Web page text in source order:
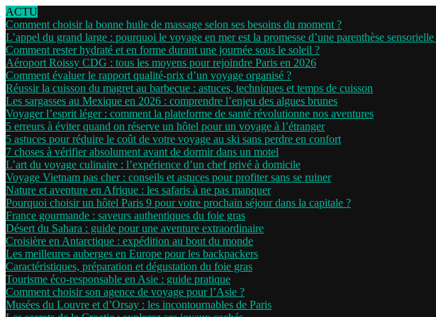
ACTU
Comment choisir la bonne huile de massage selon ses besoins du moment ?
L’appel du grand large : pourquoi le voyage en mer est la promesse d’une parenthèse
Comment rester hydraté et en forme durant une journée sous le soleil ?
Aéroport Roissy CDG : tous les moyens pour rejoindre Paris en 2026
Comment évaluer le rapport qualité-prix d’un voyage organisé ?
Réussir la cuisson du magret au barbecue : astuces, techniques et temps de cuisson
Les sargasses au Mexique en 2026 : comprendre l’enjeu des algues brunes
Voyager l’esprit léger : comment la plateforme de santé révolutionne nos aventures
5 erreurs à éviter quand on réserve un hôtel pour un voyage à l’étranger
5 astuces pour réduire le coût de votre voyage au ski sans perdre en confort
7 choses à vérifier absolument avant de dormir dans un motel
L’art du voyage culinaire : l’expérience d’un chef privé à domicile
Voyage Vietnam pas cher : conseils et astuces pour profiter sans se ruiner
Nature et aventure en Afrique : les safaris à ne pas manquer
Pourquoi choisir un hôtel Paris 9 pour votre prochain séjour dans la capitale ?
France gourmande : saveurs authentiques du foie gras
Désert du Sahara : guide pour une aventure extraordinaire
Croisière en Antarctique : expédition au bout du monde
Les meilleures auberges en Europe pour les backpackers
Caractéristiques, préparation et dégustation du foie gras
Tourisme éco-responsable en Asie : guide pratique
Comment choisir son agence de voyage pour l’Asie ?
Musées du Louvre et d’Orsay : les incontournables de Paris